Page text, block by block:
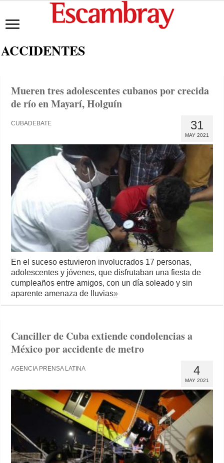
ACCIDENTES
Mueren tres adolescentes cubanos por crecida
de río en Mayarí, Holguín
31
MAY 2021
CUBADEBATE
En el suceso estuvieron involucrados 17 personas,
adolescentes y jóvenes, que disfrutaban una fiesta de
cumpleaños entre amigos, con un día soleado y sin
aparente amenaza de lluvias»
Canciller de Cuba extiende condolencias a
México por accidente de metro
4
MAY 2021
AGENCIA PRENSA LATINA